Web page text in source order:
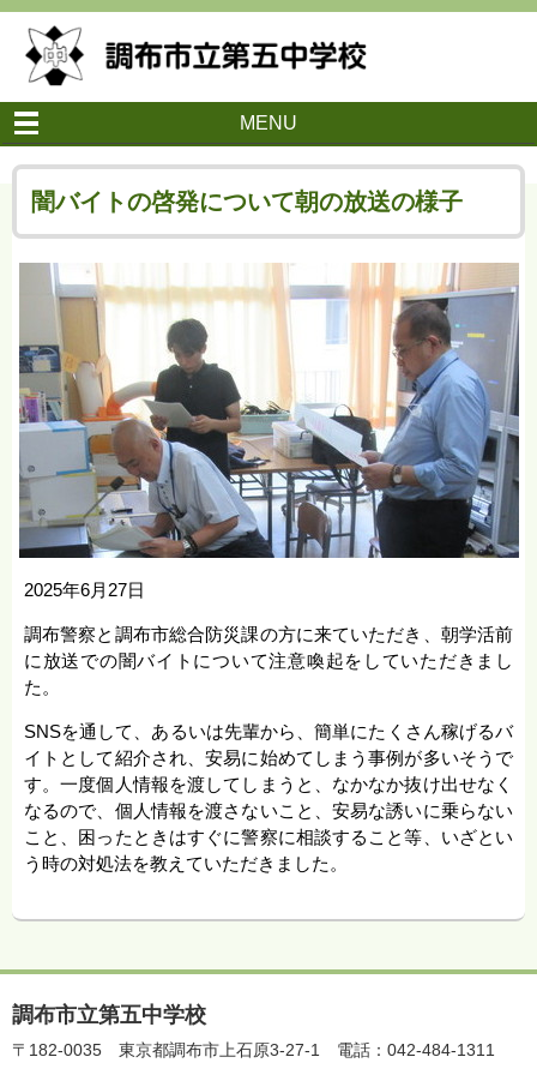
MENU
闇バイトの啓発について朝の放送の様子
2025年6月27日
調布警察と調布市総合防災課の方に来ていただき、朝学活前
に放送での闇バイトについて注意喚起をしていただきまし
た。
SNSを通して、あるいは先輩から、簡単にたくさん稼げるバ
イトとして紹介され、安易に始めてしまう事例が多いそうで
す。一度個人情報を渡してしまうと、なかなか抜け出せなく
なるので、個人情報を渡さないこと、安易な誘いに乗らない
こと、困ったときはすぐに警察に相談すること等、いざとい
う時の対処法を教えていただきました。
調布市立第五中学校
〒182-0035 東京都調布市上石原3-27-1 電話：042-484-1311